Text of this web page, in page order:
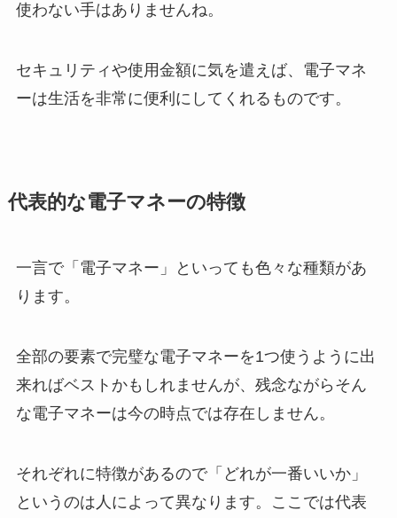
使わない手はありませんね。
セキュリティや使用金額に気を遣えば、電子マネ
ーは生活を非常に便利にしてくれるものです。
代表的な電子マネーの特徴
一言で「電子マネー」といっても色々な種類があ
ります。
全部の要素で完璧な電子マネーを1つ使うように出
来ればベストかもしれませんが、残念ながらそん
な電子マネーは今の時点では存在しません。
それぞれに特徴があるので「どれが一番いいか」
というのは人によって異なります。ここでは代表